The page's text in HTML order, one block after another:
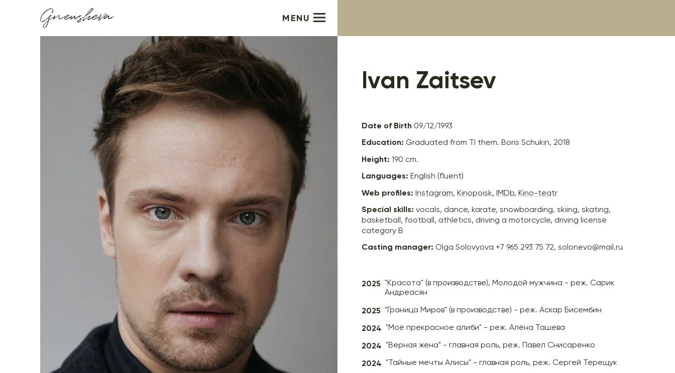
MENU
Ivan Zaitsev
Date of Birth 09/12/1993
Education: Graduated from TI them. Boris Schukin, 2018
Height: 190 cm.
Languages: English (fluent)
Web profiles: Instagram, Kinopoisk, IMDb, Kino-teatr
Special skills: vocals, dance, karate, snowboarding, skiing, skating,
basketball, football, athletics, driving a motorcycle, driving license
category B
Casting manager: Olga Solovyova +7 965 293 75 72, solonevo@mail.ru
2025 "Красота" (в производстве), Молодой мужчина - реж. Сарик
Андреасян
2025 "Граница Миров" (в производстве) - реж. Аскар Бисембин
2024 "Моё прекрасное алиби" - реж. Алёна Ташева
2024 "Верная жена" - главная роль, реж. Павел Снисаренко
2024 "Тайные мечты Алисы" - главная роль, реж. Сергей Терещук